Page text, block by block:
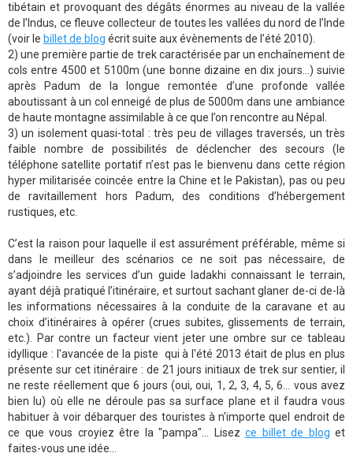
tibétain et provoquant des dégâts énormes au niveau de la vallée
de l’Indus, ce fleuve collecteur de toutes les vallées du nord de l’Inde
(voir le billet de blog écrit suite aux évènements de l’été 2010).
2) une première partie de trek caractérisée par un enchaînement de
cols entre 4500 et 5100m (une bonne dizaine en dix jours…) suivie
après Padum de la longue remontée d’une profonde vallée
aboutissant à un col enneigé de plus de 5000m dans une ambiance
de haute montagne assimilable à ce que l’on rencontre au Népal.
3) un isolement quasi-total : très peu de villages traversés, un très
faible nombre de possibilités de déclencher des secours (le
téléphone satellite portatif n’est pas le bienvenu dans cette région
hyper militarisée coincée entre la Chine et le Pakistan), pas ou peu
de ravitaillement hors Padum, des conditions d’hébergement
rustiques, etc.
C’est la raison pour laquelle il est assurément préférable, même si
dans le meilleur des scénarios ce ne soit pas nécessaire, de
s’adjoindre les services d’un guide ladakhi connaissant le terrain,
ayant déjà pratiqué l’itinéraire, et surtout sachant glaner de-ci de-là
les informations nécessaires à la conduite de la caravane et au
choix d’itinéraires à opérer (crues subites, glissements de terrain,
etc.). Par contre un facteur vient jeter une ombre sur ce tableau
idyllique : l'avancée de la piste qui à l'été 2013 était de plus en plus
présente sur cet itinéraire : de 21 jours initiaux de trek sur sentier, il
ne reste réellement que 6 jours (oui, oui, 1, 2, 3, 4, 5, 6... vous avez
bien lu) où elle ne déroule pas sa surface plane et il faudra vous
habituer à voir débarquer des touristes à n'importe quel endroit de
ce que vous croyiez être la "pampa"... Lisez ce billet de blog et
faites-vous une idée...